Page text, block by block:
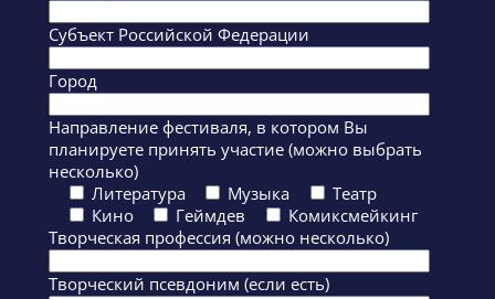
Субъект Российской Федерации
Город
Направление фестиваля, в котором Вы
планируете принять участие (можно выбрать
несколько)
Литература
Музыка
Театр
Кино
Геймдев
Комиксмейкинг
Творческая профессия (можно несколько)
Творческий псевдоним (если есть)